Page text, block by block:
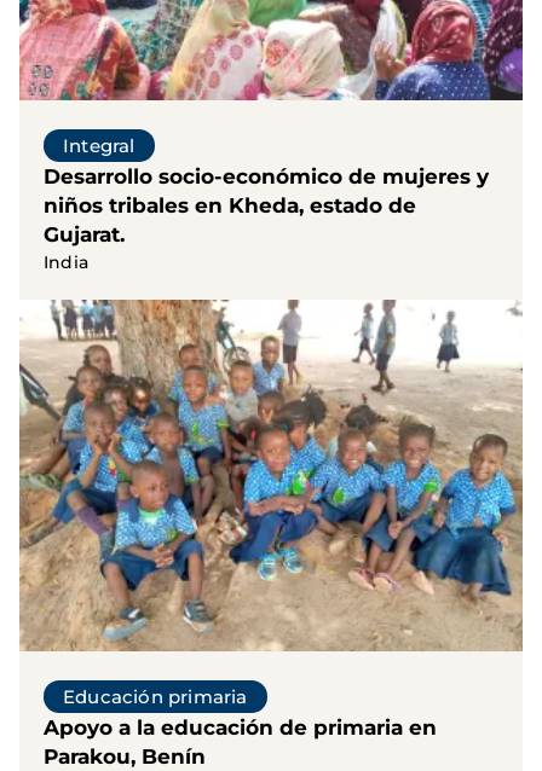
Integral
Desarrollo socio-económico de mujeres y
niños tribales en Kheda, estado de
Gujarat.
India
Educación primaria
Apoyo a la educación de primaria en
Parakou, Benín